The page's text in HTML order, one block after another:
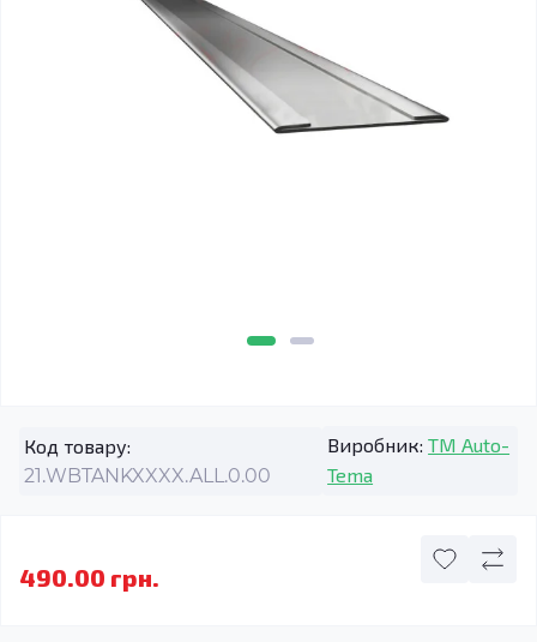
Код товару:
21.WBTANKXXXX.ALL.0.00
Виробник: TM Auto-
Tema
490.00 грн.